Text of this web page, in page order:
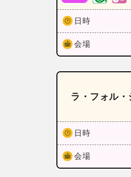
日時
会場
ラ・フォル
日時
会場